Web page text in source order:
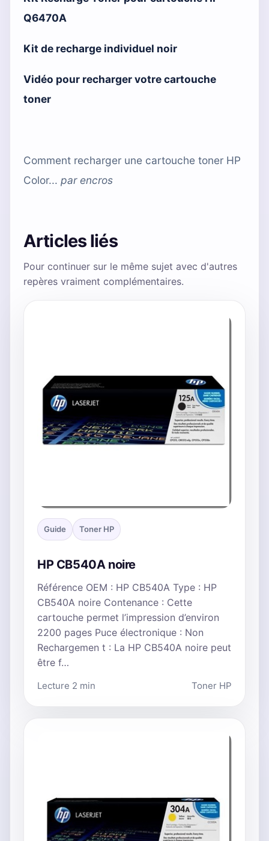
Q6470A
Kit de recharge individuel noir
Vidéo pour recharger votre cartouche
toner
Comment recharger une cartouche toner HP
Color... parencros
Articles liés
Pour continuer sur le même sujet avec d'autres
repères vraiment complémentaires.
Guide Toner HP
HP CB540A noire
Référence OEM : HP CB540A Type : HP
CB540A noire Contenance : Cette
cartouche permet l’impression d’environ
2200 pages Puce électronique : Non
Rechargemen t : La HP CB540A noire peut
être f…
Lecture 2 min Toner HP